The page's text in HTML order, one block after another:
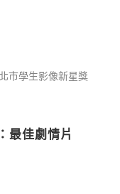
市學生影像新星獎
最佳劇情片